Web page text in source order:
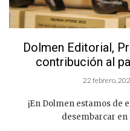
Dolmen Editorial,
contribución al
22 febrero,
¡En Dolmen estamos de
desembarcar en